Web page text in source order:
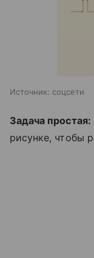
Источник: соцсети
Задача простая:
рисунке, чтобы